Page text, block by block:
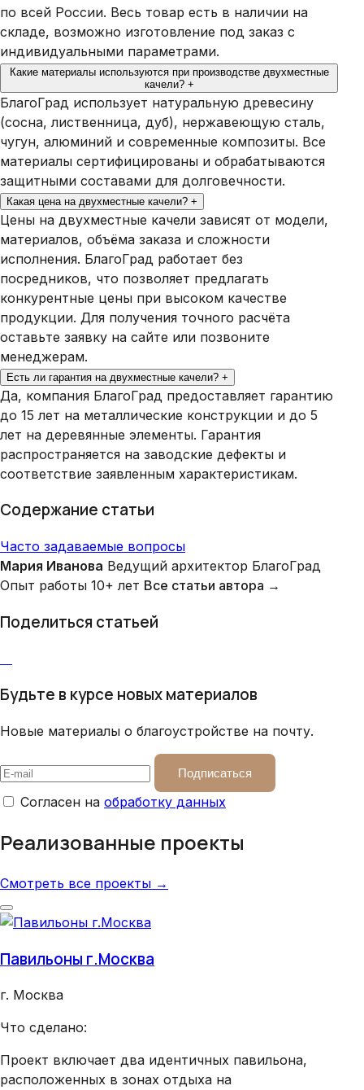
по всей России. Весь товар есть в наличии на
складе, возможно изготовление под заказ с
индивидуальными параметрами.
Какие материалы используются при производстве двухместные
качели? +
БлагоГрад использует натуральную древесину
(сосна, лиственница, дуб), нержавеющую сталь,
чугун, алюминий и современные композиты. Все
материалы сертифицированы и обрабатываются
защитными составами для долговечности.
Какая цена на двухместные качели? +
Цены на двухместные качели зависят от модели,
материалов, объёма заказа и сложности
исполнения. БлагоГрад работает без
посредников, что позволяет предлагать
конкурентные цены при высоком качестве
продукции. Для получения точного расчёта
оставьте заявку на сайте или позвоните
менеджерам.
Есть ли гарантия на двухместные качели? +
Да, компания БлагоГрад предоставляет гарантию
до 15 лет на металлические конструкции и до 5
лет на деревянные элементы. Гарантия
распространяется на заводские дефекты и
соответствие заявленным характеристикам.
Содержание статьи
Часто задаваемые вопросы
Мария Иванова Ведущий архитектор БлагоГрад
Опыт работы 10+ лет Все статьи автора →
Поделиться статьей
Будьте в курсе новых материалов
Новые материалы о благоустройстве на почту.
Подписаться
Согласен на обработку данных
Реализованные проекты
Смотреть все проекты →
Павильоны г.Москва
г. Москва
Что сделано:
Проект включает два идентичных павильона,
расположенных в зонах отдыха на